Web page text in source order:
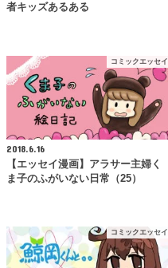
者キッズあるある
コミックエッセイ
2018.6.16
【エッセイ漫画】アラサー主婦く
ま子のふがいない日常（25）
コミックエッセイ